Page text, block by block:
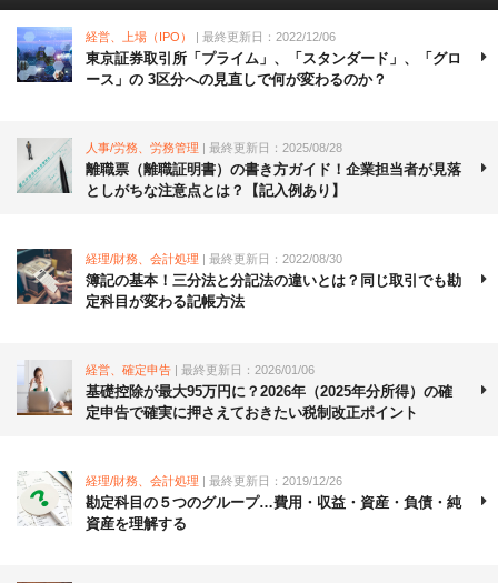
経営、上場（IPO） | 最終更新日：2022/12/06
東京証券取引所「プライム」、「スタンダード」、「グロ
ース」の 3区分への見直しで何が変わるのか？
人事/労務、労務管理 | 最終更新日：2025/08/28
離職票（離職証明書）の書き方ガイド！企業担当者が見落
としがちな注意点とは？【記入例あり】
経理/財務、会計処理 | 最終更新日：2022/08/30
簿記の基本！三分法と分記法の違いとは？同じ取引でも勘
定科目が変わる記帳方法
経営、確定申告 | 最終更新日：2026/01/06
基礎控除が最大95万円に？2026年（2025年分所得）の確
定申告で確実に押さえておきたい税制改正ポイント
経理/財務、会計処理 | 最終更新日：2019/12/26
勘定科目の５つのグループ…費用・収益・資産・負債・純
資産を理解する